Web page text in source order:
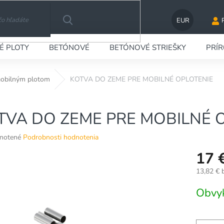
EUR
HĽADAŤ
PLOTY BETÓNOVÉ BETÓNOVÉ STRIEŠKY
plotom KOTVA DO ZEME PRE MOBILNÉ OPLOTENIE
DO ZEME PRE MOBILNÉ
Podrobnosti hodnotenia
17
13,82 €
cena: